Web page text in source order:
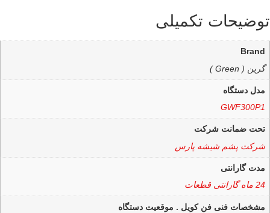
توضیحات تکمیلی
Brand
گرین ( Green )
مدل دستگاه
GWF300P1
تحت ضمانت شرکت
شرکت پشم شیشه پارس
مدت گارانتی
24 ماه گارانتی قطعات
مشخصات فنی فن کویل . موقعیت دستگاه